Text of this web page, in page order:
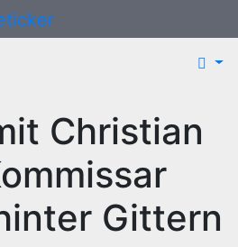
Christian
Gittern